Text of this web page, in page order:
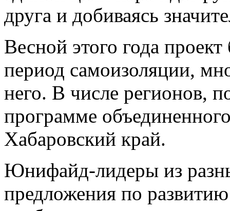
друга и добиваясь
Весной этого года
период самоизоляции,
него. В числе регионов,
программе
Хабаровский край.
Юнифайд-лидеры из
предложения по